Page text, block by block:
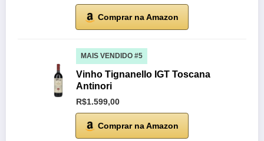
Comprar na Amazon
MAIS VENDIDO #5
Vinho Tignanello IGT Toscana
Antinori
R$1.599,00
Comprar na Amazon